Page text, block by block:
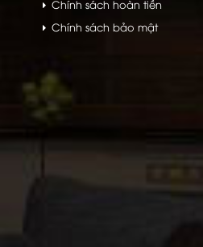
Chính sách hoàn tiền
Chính sách bảo mật